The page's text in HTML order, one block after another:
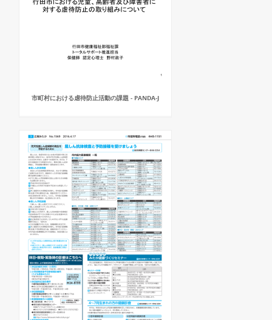
市町村における虐待防止活動の課題 - PANDA-J